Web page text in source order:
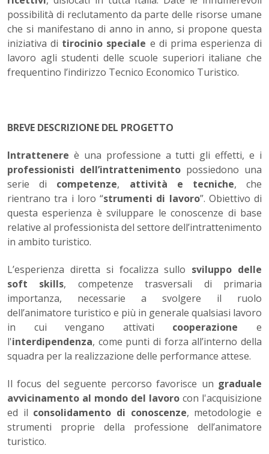
possibilità di reclutamento da parte delle risorse umane
che si manifestano di anno in anno, si propone questa
iniziativa di tirocinio speciale e di prima esperienza di
lavoro agli studenti delle scuole superiori italiane che
frequentino l’indirizzo Tecnico Economico Turistico.
BREVE DESCRIZIONE DEL PROGETTO
Intrattenere è una professione a tutti gli effetti, e i
professionisti dell’intrattenimento possiedono una
serie di competenze, attività e tecniche, che
rientrano tra i loro “strumenti di lavoro”. Obiettivo di
questa esperienza è sviluppare le conoscenze di base
relative al professionista del settore dell’intrattenimento
in ambito turistico.
L’esperienza diretta si focalizza sullo sviluppo delle
soft skills, competenze trasversali di primaria
importanza, necessarie a svolgere il ruolo
dell’animatore turistico e più in generale qualsiasi lavoro
in cui vengano attivati cooperazione e
l'interdipendenza, come punti di forza all’interno della
squadra per la realizzazione delle performance attese.
Il focus del seguente percorso favorisce un graduale
avvicinamento al mondo del lavoro con l'acquisizione
ed il consolidamento di conoscenze, metodologie e
strumenti proprie della professione dell’animatore
turistico.